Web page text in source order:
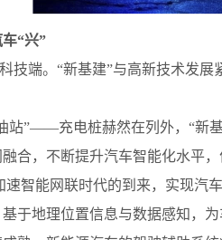
“兴”
技端。 “新基建”与高新技术发展
站”——充电桩赫然在列外，“新
合，不断提升汽车智能化水平，
速智能网联时代的到来，实现汽
于地理位置信息与数据感知，